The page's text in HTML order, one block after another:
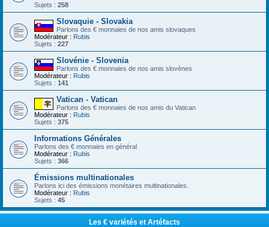
Sujets : 258
Slovaquie - Slovakia
Parlons des € monnaies de nos amis slovaques
Modérateur : Rubis
Sujets : 227
Slovénie - Slovenia
Parlons des € monnaies de nos amis slovènes
Modérateur : Rubis
Sujets : 141
Vatican - Vatican
Parlons des € monnaies de nos amis du Vatican
Modérateur : Rubis
Sujets : 375
Informations Générales
Parlons des € monnaies en général
Modérateur : Rubis
Sujets : 366
Émissions multinationales
Parlons ici des émissions monétaires multinationales.
Modérateur : Rubis
Sujets : 45
Les € variétés et Artéfacts